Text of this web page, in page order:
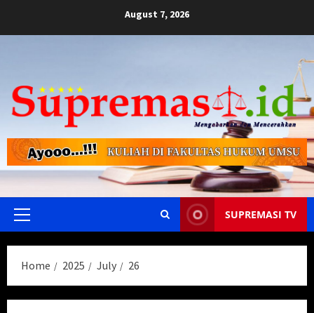
August 7, 2026
Primary
SUPREMASI TV
Home 2025 July 26